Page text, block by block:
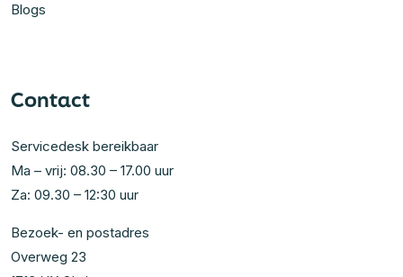
Blogs
Contact
Servicedesk bereikbaar
Ma – vrij: 08.30 – 17.00 uur
Za: 09.30 – 12:30 uur
Bezoek- en postadres
Overweg 23